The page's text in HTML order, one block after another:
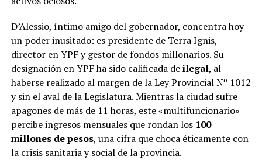
D’Alessio, íntimo amigo del gobernador, concentra hoy
un poder inusitado: es presidente de Terra Ignis,
director en YPF y gestor de fondos millonarios. Su
designación en YPF ha sido calificada deilegal, al
haberse realizado al margen de la Ley Provincial Nº 1012
y sin el aval de la Legislatura. Mientras la ciudad sufre
apagones de más de 11 horas, este «multifuncionario»
percibe ingresos mensuales que rondan los 100
millones de pesos, una cifra que choca éticamente con
la crisis sanitaria y social de la provincia.